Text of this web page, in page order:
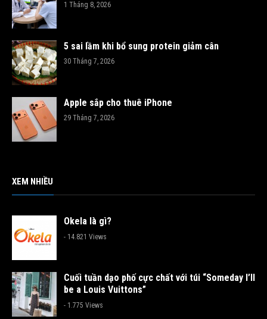
1 Tháng 8, 2026
5 sai lầm khi bổ sung protein giảm cân
30 Tháng 7, 2026
Apple sắp cho thuê iPhone
29 Tháng 7, 2026
XEM NHIỀU
Okela là gì?
- 14.821 Views
Cuối tuần dạo phố cực chất với túi “Someday I’ll
be a Louis Vuittons”
- 1.775 Views